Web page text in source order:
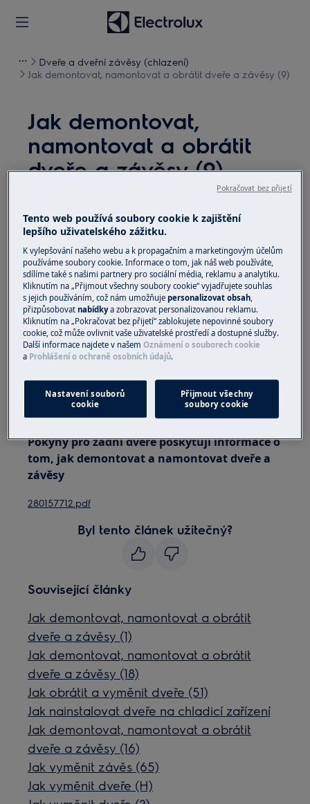
Dveře a dveřní závěsy (chlazení)
Jak demontovat, namontovat a obrátit dveře a závěsy (9)
Jak demontovat,
namontovat a obrátit
dveře a závěsy (9)
Před jakoukoli údržbou vypněte spotřebič a
vytáhněte zástrčku ze zásuvky.
Při přemisťování spotřebičů buďte vždy opatrní, u
těžkých spotřebičů je nutné jej přemisťovat dvěma
osobami.
Vždy používejte ochranné rukavice a přiloženou
obuv.
Vezměte prosím na vědomí, že neopravitelná nebo
neodborná oprava může mít bezpečnostní důsledky,
pokud nebude provedena správně
Pokyny pro zadní dveře poskytují informace o
tom, jak demontovat a namontovat dveře a
závěsy
280157712.pdf
Byl tento článek užitečný?
Související články
Jak demontovat, namontovat a obrátit
dveře a závěsy (1)
Jak demontovat, namontovat a obrátit
dveře a závěsy (18)
Jak obrátit a vyměnit dveře (51)
Jak nainstalovat dveře na chladicí zařízení
Jak demontovat, namontovat a obrátit
dveře a závěsy (16)
Jak vyměnit závěs (65)
Jak vyměnit dveře (H)
Tento web používá soubory cookie k zajištění
lepšího uživatelského zážitku.
K vylepšování našeho webu a k propagačním a marketingovým účelům
používáme soubory cookie. Informace o tom, jak náš web používáte,
sdílíme také s našimi partnery pro sociální média, reklamu a analytiku.
Kliknutím na „Přijmout všechny soubory cookie“ vyjadřujete souhlas
s jejich používáním, což nám umožňujepersonalizovat obsah,
přizpůsobovatnabídkya zobrazovat personalizovanou reklamu.
Kliknutím na „Pokračovat bez přijetí“ zablokujete nepovinné soubory
cookie, což může ovlivnit vaše uživatelské prostředí a dostupné služby.
Další informace najdete v našemOznámení o souborech cookie
a Prohlášení o ochraně osobních údajů.
Nastavení souborů
cookie
Přijmout všechny
soubory cookie
Pokračovat bez přijetí